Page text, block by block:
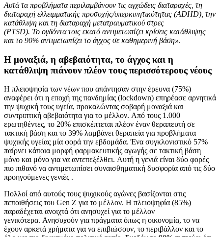
Αυτά τα προβλήματα περιλαμβάνουν τις αγχώδεις διαταραχές, τη
διαταραχή ελλειμματικής προσοχής/υπερκινητικότητας (ADHD), την
κατάθλιψη και τη διαταραχή μετατραυματικού στρες
(PTSD). Το ογδόντα τοις εκατό αντιμετωπίζει κρίσεις κατάθλιψης
και το 90% αντιμετωπίζει το άγχος σε καθημερινή βάση».
Η μοναξιά, η αβεβαιότητα, το άγχος και η
κατάθλιψη πιάνουν πλέον τους περισσότερους νέους
Η πλειοψηφία των νέων που απάντησαν στην έρευνα (75%)
αναφέρει ότι η εποχή της πανδημίας (lockdown) επηρέασε αρνητικά
την ψυχική τους υγεία, προκαλώντας σοβαρή μοναξιά και
συντριπτική αβεβαιότητα για το μέλλον. Από τους 1.000
ερωτηθέντες, το 20% επισκέπτεται πλέον έναν θεραπευτή σε
τακτική βάση και το 39% λαμβάνει θεραπεία για προβλήματα
ψυχικής υγείας μία φορά την εβδομάδα. Ένα συγκλονιστικό 57%
παίρνει κάποια μορφή φαρμακευτικής αγωγής σε τακτική βάση
μόνο και μόνο για να αντεπεξέλθει. Αυτή η γενιά είναι δύο φορές
πιο πιθανό να αντιμετωπίσει συναισθηματική δυσφορία από τις δύο
προηγούμενες γενιές .
Πολλοί από αυτούς τους ψυχικούς αγώνες βασίζονται στις
πεποιθήσεις του Gen Z για το μέλλον. Η πλειοψηφία (85%)
παραδέχεται ανοιχτά ότι ανησυχεί για το μέλλον
γενικότερα. Ανησυχούν για πράγματα όπως η οικονομία, το να
έχουν αρκετά χρήματα για να επιβιώσουν, το περιβάλλον και το